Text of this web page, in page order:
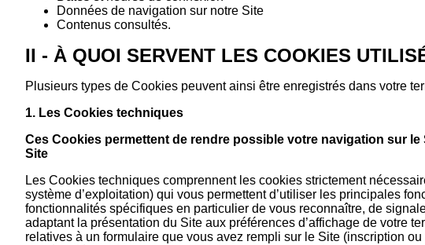
Données de navigation sur notre Site
Contenus consultés.
II - À QUOI SERVENT LES COOKIES
Plusieurs types de Cookies peuvent ainsi être enregistrés dans votre
1. Les Cookies techniques
Ces Cookies permettent de rendre possible votre navigation sur
Site
Les Cookies techniques comprennent les cookies strictement
système d’exploitation) qui vous permettent d’utiliser les principales
fonctionnalités spécifiques en particulier de vous reconnaître, de
adaptant la présentation du Site aux préférences d’affichage de votre
relatives à un formulaire que vous avez rempli sur le Site (inscription